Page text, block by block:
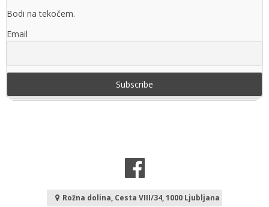
Bodi na tekočem.
Email
Rožna dolina, Cesta VIII/34, 1000 Ljubljana